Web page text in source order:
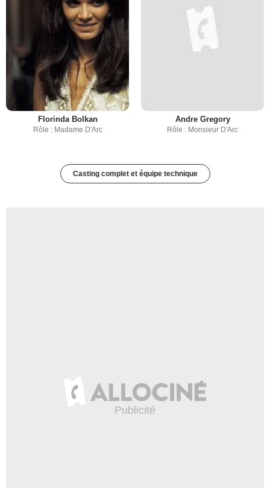
Florinda Bolkan
Rôle : Madame D'Arc
Andre Gregory
Rôle : Monsieur D'Arc
Casting complet et équipe technique